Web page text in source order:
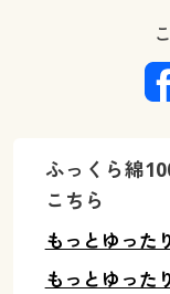
ふっくら綿
こちら
もっとゆった
もっとゆった